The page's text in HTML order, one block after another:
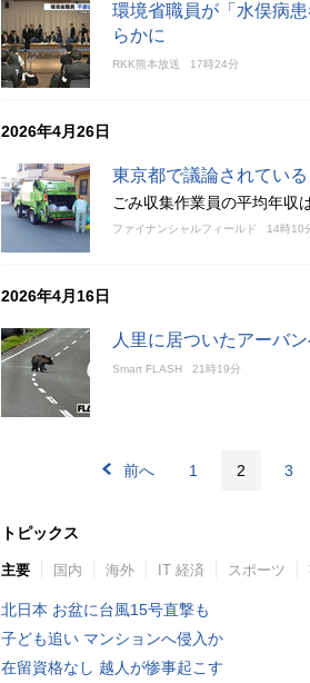
環境省職員が「水俣病
らかに
RKK熊本放送 17時24分
2026年4月26日
東京都で議論されてい
ごみ収集作業員の平均年収
ファイナンシャルフィールド 14時10
2026年4月16日
人里に居ついたアーバ
Smart FLASH 21時19分
前へ 1 2 3
トピックス
主要 国内 海外 IT 経済 スポーツ
北日本 お盆に台風15号直撃も
子ども追い マンションへ侵入か
在留資格なし 越人が惨事起こす